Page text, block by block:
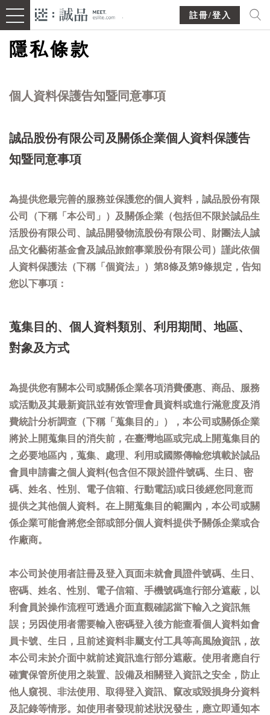
註冊/登入
隱私條款
個人資料保護告知暨同意事項
誠品股份有限公司及關係企業個人資料保護告
知暨同意事項
為提供您最完善的服務並保護您的個人資料，誠品股份有限
公司（下稱「本公司」）及關係企業（包括但不限於誠品生
活股份有限公司、誠品開發物流股份有限公司、財團法人誠
品文化藝術基金會及誠品旅館事業股份有限公司）謹此依個
人資料保護法（下稱「個資法」）第8條及第9條規定，告知
您以下事項：
蒐集目的、個人資料類別、利用期間、地區、
對象及方式
為提供您有關本公司或關係企業各項消費優惠、商品、服務
或活動及其最新資訊並有效管理會員資料或進行滿意度及消
費統計分析調查（下稱「蒐集目的」），本公司或關係企業
將於上開蒐集目的消失前，在臺灣地區或完成上開蒐集目的
之必要地區內，蒐集、處理、利用或國際傳輸您填載於誠品
會員申請書之個人資料(包含但不限於證件號碼、生日、密
碼、姓名、性別、電子信箱、行動電話)或日後經您同意而
提供之其他個人資料。在上開蒐集目的範圍內，本公司或關
係企業可能會將您全部或部分個人資料提供予關係企業或合
作廠商。
本公司於使用者註冊及登入頁面未就會員證件號碼、生日、
密碼、姓名、性別、電子信箱、手機號碼進行部分遮蔽，以
利會員於操作流程可透過介面直觀確認當下輸入之資訊無
誤；另因使用者需要輸入密碼登入後方能查看個人資料如會
員卡號、生日，且前述資料非屬支付工具等高風險資訊，故
本公司未於介面中就前述資訊進行部分遮蔽。使用者應自行
確實保管所使用之裝置、設備及相關登入資訊之安全，防止
他人窺視、非法使用、取得登入資訊、竄改或毀損身分資料
及記錄等情形。如使用者發現前述狀況發生，應立即通知本